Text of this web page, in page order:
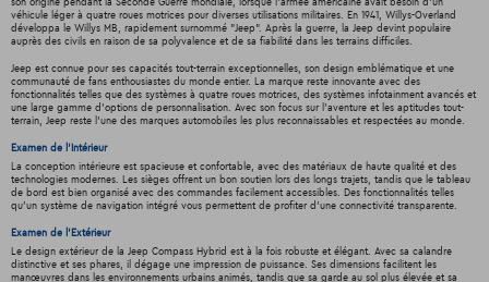
son origine pendant la Seconde Guerre mondiale, lorsque l'armée américaine avait besoin d'un
véhicule léger à quatre roues motrices pour diverses utilisations militaires. En 1941, Willys-Overland
développa le Willys MB, rapidement surnommé "Jeep". Après la guerre, la Jeep devint populaire
auprès des civils en raison de sa polyvalence et de sa fiabilité dans les terrains difficiles.
Jeep est connue pour ses capacités tout-terrain exceptionnelles, son design emblématique et une
communauté de fans enthousiastes du monde entier. La marque reste innovante avec des
fonctionnalités telles que des systèmes à quatre roues motrices, des systèmes infotainment avancés et
une large gamme d'options de personnalisation. Avec son focus sur l'aventure et les aptitudes tout-
terrain, Jeep reste l'une des marques automobiles les plus reconnaissables et respectées au monde.
Examen de l'Intérieur
La conception intérieure est spacieuse et confortable, avec des matériaux de haute qualité et des
technologies modernes. Les sièges offrent un bon soutien lors des longs trajets, tandis que le tableau
de bord est bien organisé avec des commandes facilement accessibles. Des fonctionnalités telles
qu'un système de navigation intégré vous permettent de profiter d'une connectivité transparente.
Examen de l'Extérieur
Le design extérieur de la Jeep Compass Hybrid est à la fois robuste et élégant. Avec sa calandre
distinctive et ses phares, il dégage une impression de puissance. Ses dimensions facilitent les
manœuvres dans les environnements urbains animés, tandis que sa garde au sol plus élevée et sa